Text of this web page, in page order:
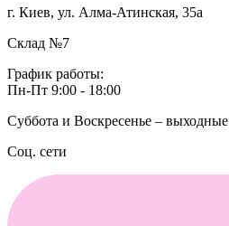
г. Киев, ул. Алма-Атинская, 35а
Склад №7
График работы:
Пн-Пт 9:00 - 18:00
Суббота и Воскресенье – выходные
Соц. сети